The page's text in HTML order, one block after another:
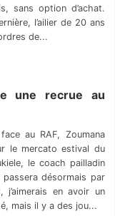
sans option d’achat.
l’ailier de 20 ans
de...
une recrue au
au RAF, Zoumana
le mercato estival du
le coach pailladin
désormais par
j’aimerais en avoir un
mais il y a des jou...